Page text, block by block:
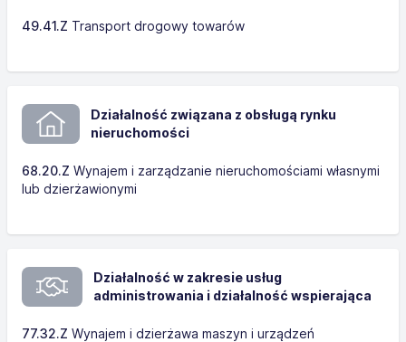
49.41.Z Transport drogowy towarów
Działalność związana z obsługą rynku
nieruchomości
68.20.Z Wynajem i zarządzanie nieruchomościami własnymi
lub dzierżawionymi
Działalność w zakresie usług
administrowania i działalność wspierająca
77.32.Z Wynajem i dzierżawa maszyn i urządzeń